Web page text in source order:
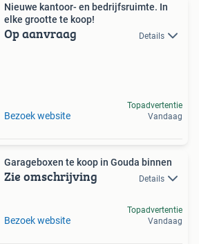
Nieuwe kantoor- en bedrijfsruimte. In
elke grootte te koop!
Op aanvraag Details
Bezoek website
Topadvertentie
Vandaag
Garageboxen te koop in Gouda binnen
Zie omschrijving Details
Bezoek website
Topadvertentie
Vandaag